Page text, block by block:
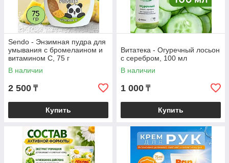
Sendo - Энзимная пудра для
умывания с бромелаином и
витамином С, 75 г
В наличии
2 500 ₸
Купить
Витатека - Огуречный лосьон
с серебром, 100 мл
В наличии
1 000 ₸
Купить